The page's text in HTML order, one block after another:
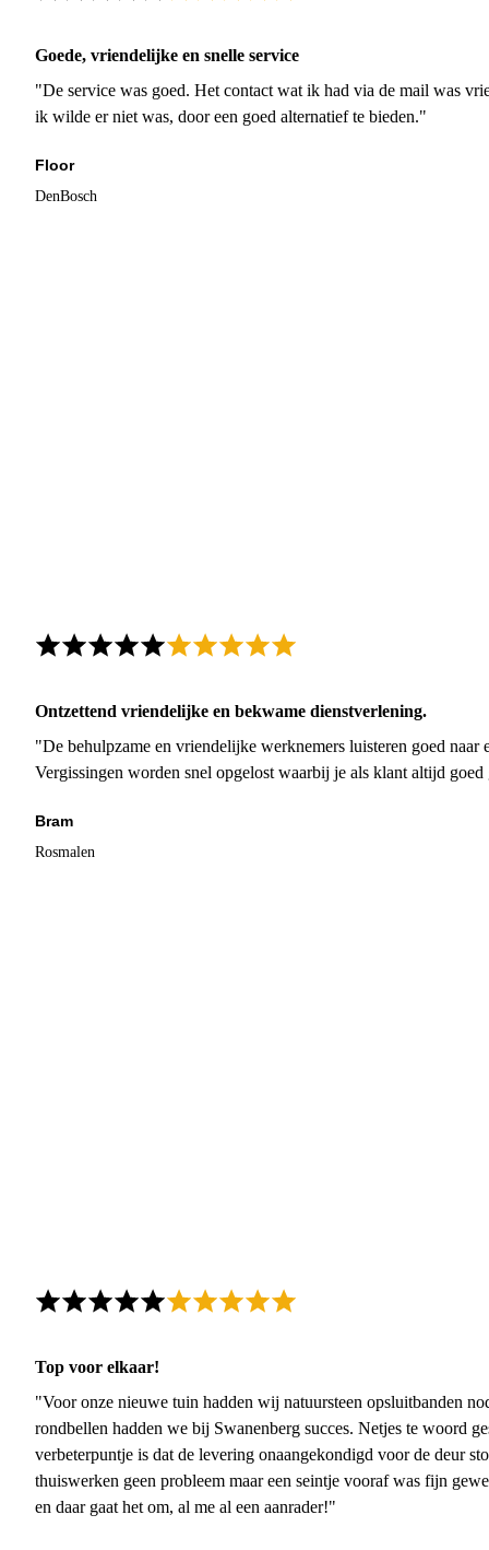
Goede, vriendelijke en snelle service
"De service was goed. Het contact wat ik had via de mail was
ik wilde er niet was, door een goed alternatief te bieden."
Floor
DenBosch
Ontzettend vriendelijke en bekwame dienstverlening.
"De behulpzame en vriendelijke werknemers luisteren goed naar
Vergissingen worden snel opgelost waarbij je als klant altijd
Bram
Rosmalen
Top voor elkaar!
"Voor onze nieuwe tuin hadden wij natuursteen opsluitbanden
rondbellen hadden we bij Swanenberg succes. Netjes te woord
verbeterpuntje is dat de levering onaangekondigd voor de deur
thuiswerken geen probleem maar een seintje vooraf was fijn
en daar gaat het om, al me al een aanrader!"